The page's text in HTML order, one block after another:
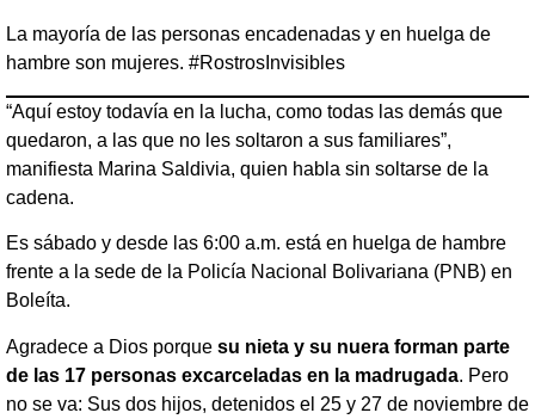
La mayoría de las personas encadenadas y en huelga de
hambre son mujeres. #RostrosInvisibles
“Aquí estoy todavía en la lucha, como todas las demás que
quedaron, a las que no les soltaron a sus familiares”,
manifiesta Marina Saldivia, quien habla sin soltarse de la
cadena.
Es sábado y desde las 6:00 a.m. está en huelga de hambre
frente a la sede de la Policía Nacional Bolivariana (PNB) en
Boleíta.
Agradece a Dios porque su nieta y su nuera forman parte
de las 17 personas excarceladas en la madrugada. Pero
no se va: Sus dos hijos, detenidos el 25 y 27 de noviembre de